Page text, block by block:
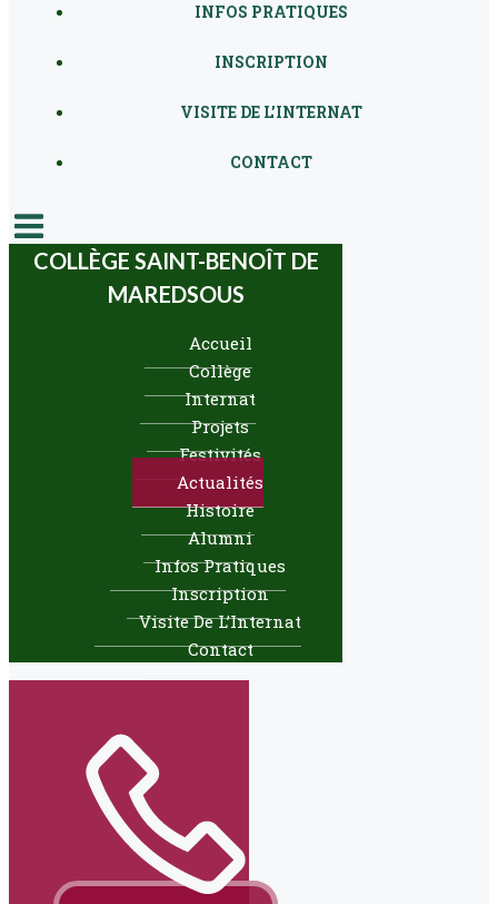
INFOS PRATIQUES
INSCRIPTION
VISITE DE L’INTERNAT
CONTACT
COLLÈGE SAINT-BENOÎT DE
MAREDSOUS
Accueil
Collège
Internat
Projets
Festivités
Actualités
Histoire
Alumni
Infos Pratiques
Inscription
Visite De L’Internat
Contact